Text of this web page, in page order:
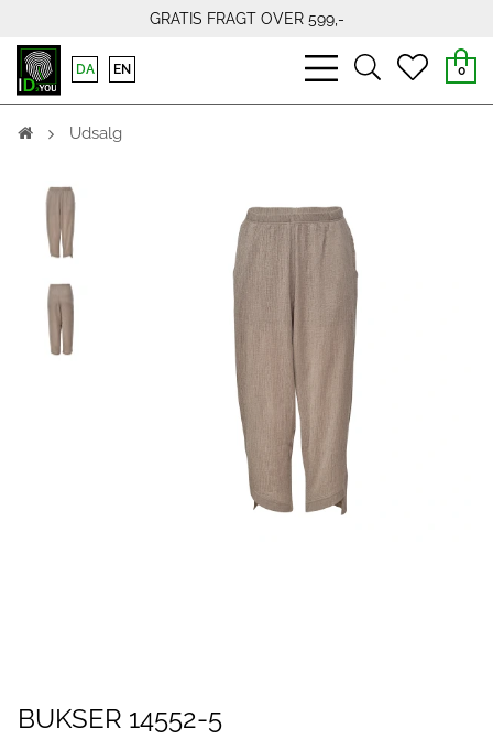
GRATIS FRAGT OVER 599,-
bars
light
searchheart
0
DA EN
Udsalg
BUKSER 14552-5